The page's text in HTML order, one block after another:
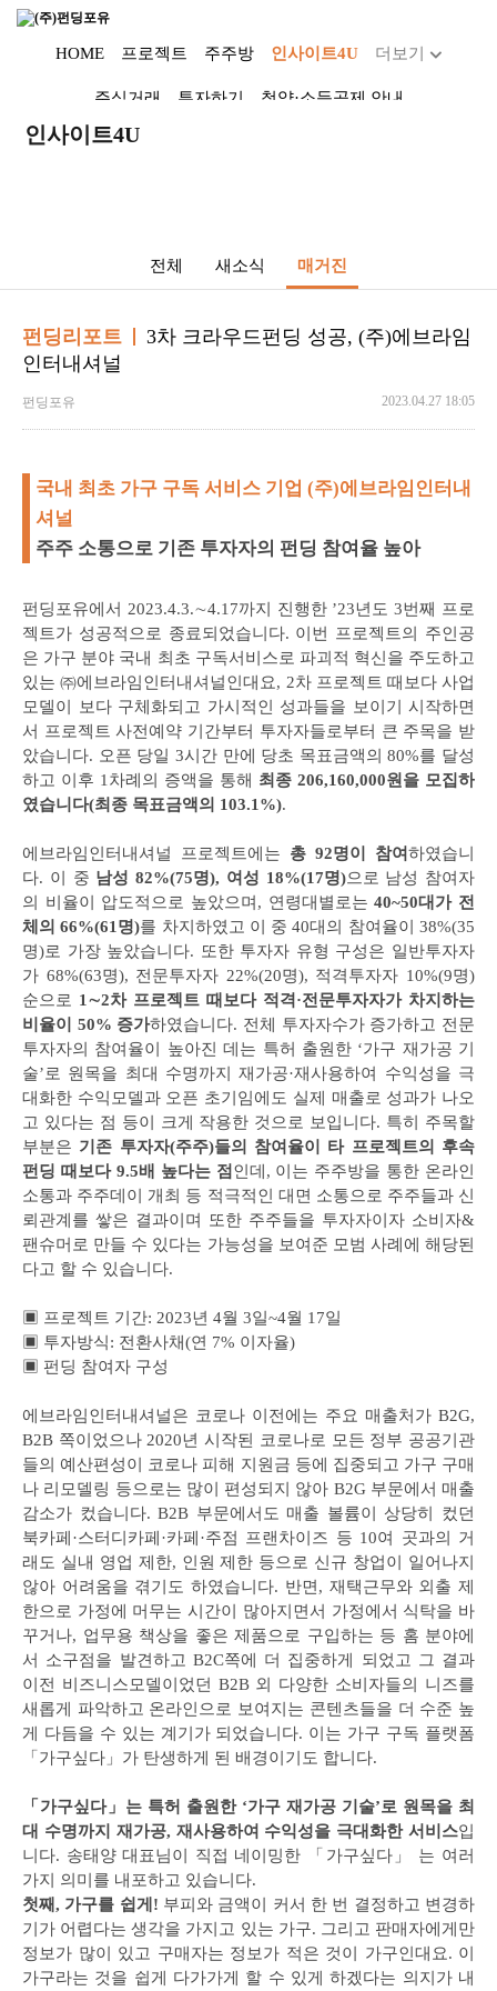
HOME 프로젝트 주주방 인사이트4U 더보기
주식거래 투자하기 청약·소득공제 안내
Dropdown trigger
인사이트4U
전체 새소식 매거진
펀딩리포트
3차 크라우드펀딩 성공, (주)에브라임
인터내셔널
펀딩포유 2023.04.27 18:05
국내 최초 가구 구독 서비스 기업 (주)에브라임인터내
셔널
주주 소통으로 기존 투자자의 펀딩 참여율 높아
펀딩포유에서 2023.4.3.∼4.17까지 진행한 ’23년도 3번째 프로
젝트가 성공적으로 종료되었습니다. 이번 프로젝트의 주인공
은 가구 분야 국내 최초 구독서비스로 파괴적 혁신을 주도하고
있는 ㈜에브라임인터내셔널인대요, 2차 프로젝트 때보다 사업
모델이 보다 구체화되고 가시적인 성과들을 보이기 시작하면
서 프로젝트 사전예약 기간부터 투자자들로부터 큰 주목을 받
았습니다. 오픈 당일 3시간 만에 당초 목표금액의 80%를 달성
하고 이후 1차례의 증액을 통해 최종 206,160,000원을 모집하
였습니다(최종 목표금액의 103.1%).
에브라임인터내셔널 프로젝트에는 총 92명이 참여하였습니
다. 이 중 남성 82%(75명), 여성 18%(17명)으로 남성 참여자
의 비율이 압도적으로 높았으며, 연령대별로는40~50대가 전
체의 66%(61명)를 차지하였고 이 중 40대의 참여율이 38%(35
명)로 가장 높았습니다. 또한 투자자 유형 구성은 일반투자자
가 68%(63명), 전문투자자 22%(20명), 적격투자자 10%(9명)
순으로 1∼2차 프로젝트 때보다 적격·전문투자자가 차지하는
비율이 50% 증가하였습니다. 전체 투자자수가 증가하고 전문
투자자의 참여율이 높아진 데는 특허 출원한 ‘가구 재가공 기
술’로 원목을 최대 수명까지 재가공·재사용하여 수익성을 극
대화한 수익모델과 오픈 초기임에도 실제 매출로 성과가 나오
고 있다는 점 등이 크게 작용한 것으로 보입니다. 특히 주목할
부분은 기존 투자자(주주)들의 참여율이 타 프로젝트의 후속
펀딩 때보다 9.5배 높다는 점 인데, 이는 주주방을 통한 온라인
소통과 주주데이 개최 등 적극적인 대면 소통으로 주주들과 신
뢰관계를 쌓은 결과이며 또한 주주들을 투자자이자 소비자&
팬슈머로 만들 수 있다는 가능성을 보여준 모범 사례에 해당된
다고 할 수 있습니다.
▣ 프로젝트 기간: 2023년 4월 3일~4월 17일
▣ 투자방식: 전환사채(연 7% 이자율)
▣ 펀딩 참여자 구성
에브라임인터내셔널은 코로나 이전에는 주요 매출처가 B2G,
B2B 쪽이었으나 2020년 시작된 코로나로 모든 정부 공공기관
들의 예산편성이 코로나 피해 지원금 등에 집중되고 가구 구매
나 리모델링 등으로는 많이 편성되지 않아 B2G 부문에서 매출
감소가 컸습니다. B2B 부문에서도 매출 볼륨이 상당히 컸던
북카페·스터디카페·카페·주점 프랜차이즈 등 10여 곳과의 거
래도 실내 영업 제한, 인원 제한 등으로 신규 창업이 일어나지
않아 어려움을 겪기도 하였습니다. 반면, 재택근무와 외출 제
한으로 가정에 머무는 시간이 많아지면서 가정에서 식탁을 바
꾸거나, 업무용 책상을 좋은 제품으로 구입하는 등 홈 분야에
서 소구점을 발견하고 B2C쪽에 더 집중하게 되었고 그 결과
이전 비즈니스모델이었던 B2B 외 다양한 소비자들의 니즈를
새롭게 파악하고 온라인으로 보여지는 콘텐츠들을 더 수준 높
게 다듬을 수 있는 계기가 되었습니다. 이는 가구 구독 플랫폼
「가구싶다」가 탄생하게 된 배경이기도 합니다.
「가구싶다」는 특허 출원한 ‘가구 재가공 기술’로 원목을 최
대 수명까지 재가공, 재사용하여 수익성을 극대화한 서비스입
니다. 송태양 대표님이 직접 네이밍한 「가구싶다」 는 여러
가지 의미를 내포하고 있습니다.
첫째, 가구를 쉽게! 부피와 금액이 커서 한 번 결정하고 변경하
기가 어렵다는 생각을 가지고 있는 가구. 그리고 판매자에게만
정보가 많이 있고 구매자는 정보가 적은 것이 가구인대요. 이
가구라는 것을 쉽게 다가가게 할 수 있게 하겠다는 의지가 내